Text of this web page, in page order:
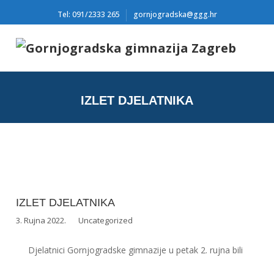
Tel: 091/2333 265 gornjogradska@ggg.hr
IZLET DJELATNIKA
IZLET DJELATNIKA
3. Rujna 2022. Uncategorized
Djelatnici Gornjogradske gimnazije u petak 2. rujna bili